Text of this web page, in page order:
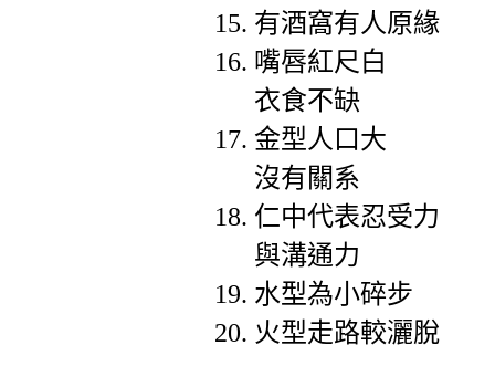
有酒窩有人原緣
嘴唇紅尺白
衣食不缺
金型人口大
沒有關系
仁中代表忍受力
與溝通力
水型為小碎步
火型走路較灑脫